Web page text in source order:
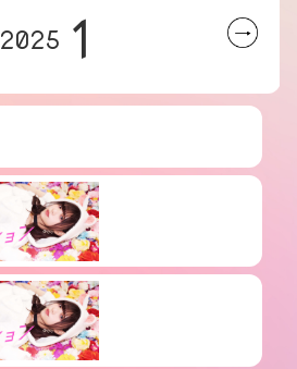
2025 1